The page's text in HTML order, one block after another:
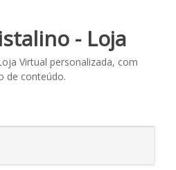
- Loja
Virtual personalizada, com
de conteúdo.